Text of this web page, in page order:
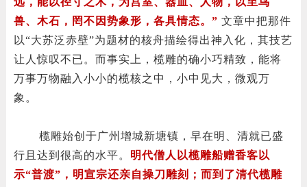
兽、木石，罔不因势象形，各具情态。” 文章中把那件
以“大苏泛赤壁”为题材的核舟描绘得出神入化，其技艺
让人惊叹不已。而事实上，榄雕的确小巧精致，能将
万事万物融入小小的榄核之中，小中见大，微观万
象。
榄雕始创于广州增城新塘镇，早在明、清就已盛
行且达到很高的水平。 明代僧人以榄雕船赠香客以
示“普渡”，明宣宗还亲自操刀雕刻；而到了清代榄雕